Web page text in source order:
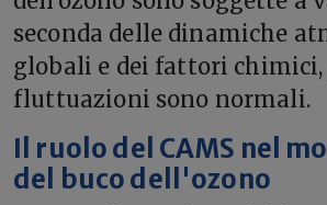
seconda delle dinamiche
globali e dei fattori
fluttuazioni sono normali.
Il ruolo del CAMS nel
del buco dell'ozono